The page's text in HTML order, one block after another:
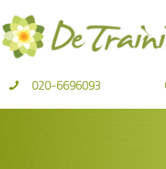
naar
de
inhoud
020-6696093